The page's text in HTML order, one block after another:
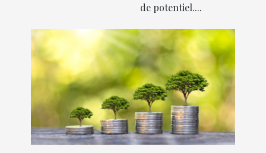
de potentiel....